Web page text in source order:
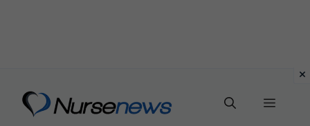
Menu